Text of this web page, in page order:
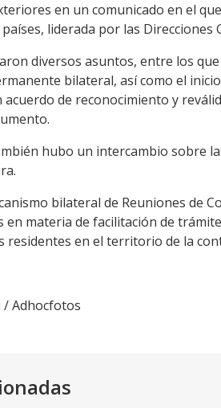
en un comunicado en el
liderada por las Direcciones
diversos asuntos, entre los
bilateral, así como el
acuerdo de reconocimiento y
hubo un intercambio sobre
bilateral de Reuniones de
en materia de facilitación de
residentes en el territorio de la
/ Adhocfotos